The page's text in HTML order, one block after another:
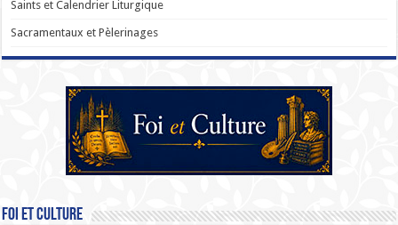
Saints et Calendrier Liturgique
Sacramentaux et Pèlerinages
Foi et Culture